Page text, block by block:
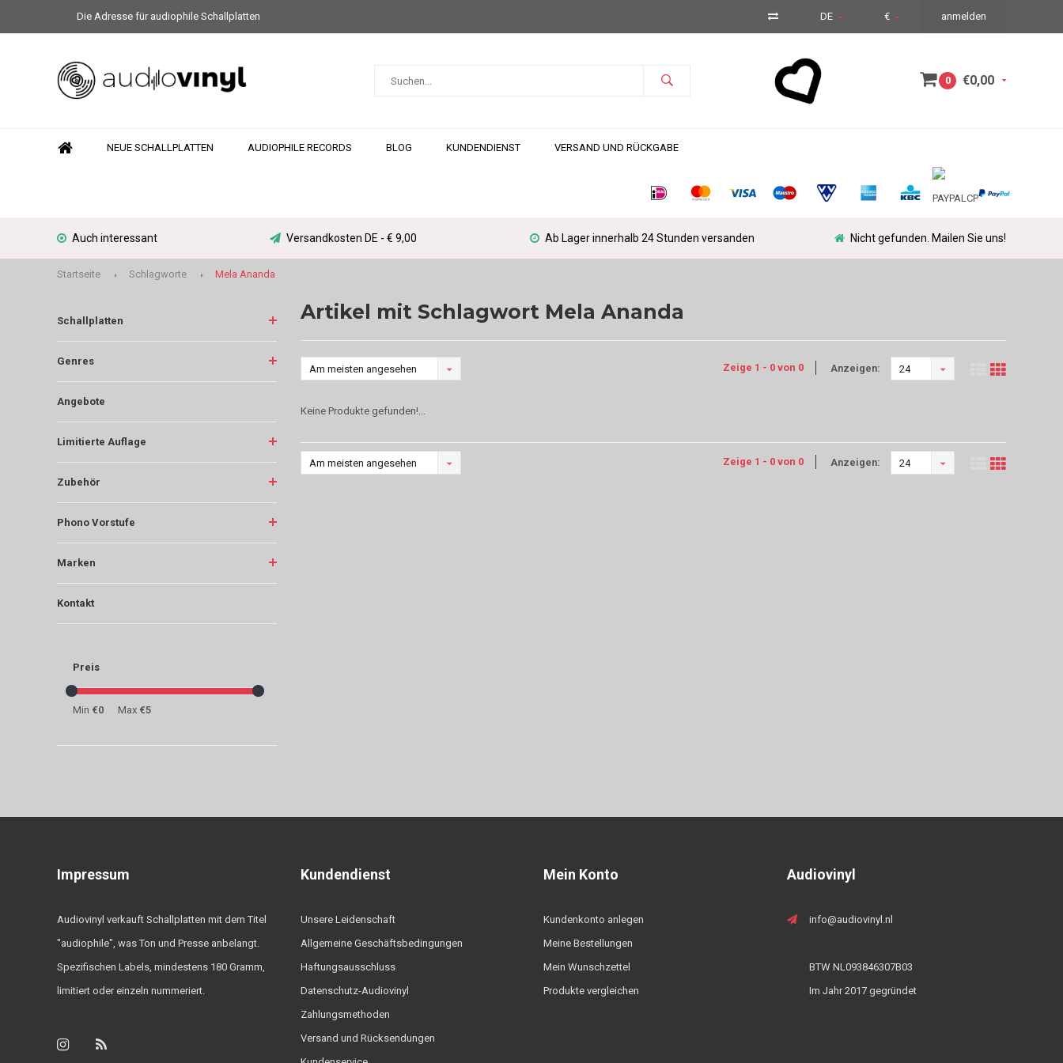
Die Adresse für audiophile Schallplatten DE € anmelden
0 €0,00
NEUE SCHALLPLATTEN AUDIOPHILE RECORDS BLOG KUNDENDIENST VERSAND UND RÜCKGABE
Auch interessant Versandkosten DE - € 9,00 Ab Lager innerhalb 24 Stunden versanden Nicht gefunden. Mailen Sie uns!
Startseite Schlagworte Mela Ananda
Schallplatten
Genres
Angebote
Limitierte Auflage
Zubehör
Phono Vorstufe
Marken
Kontakt
Preis
Min €0 Max €5
Artikel mit Schlagwort Mela Ananda
Am meisten angesehen Zeige 1 - 0 von 0 Anzeigen: 24
Keine Produkte gefunden!...
Am meisten angesehen Zeige 1 - 0 von 0 Anzeigen: 24
Impressum
Audiovinyl verkauft Schallplatten mit dem Titel
"audiophile", was Ton und Presse anbelangt.
Spezifischen Labels, mindestens 180 Gramm,
limitiert oder einzeln nummeriert.
Kundendienst
Unsere Leidenschaft
Allgemeine Geschäftsbedingungen
Haftungsausschluss
Datenschutz-Audiovinyl
Zahlungsmethoden
Versand und Rücksendungen
Mein Konto
Kundenkonto anlegen
Meine Bestellungen
Mein Wunschzettel
Produkte vergleichen
Audiovinyl
info@audiovinyl.nl
BTW NL093846307B03
Im Jahr 2017 gegründet